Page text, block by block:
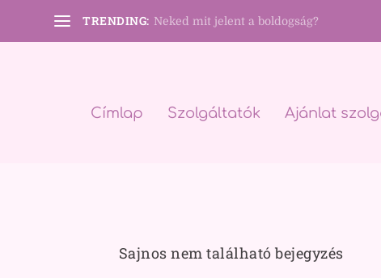
TRENDING: Neked mit jelent a boldogság?
Címlap Szolgáltatók Ajánlat
Sajnos nem található bejegyzés